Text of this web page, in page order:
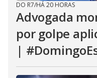
DO R7/HÁ 20 HORAS
Advogada
por golpe
|